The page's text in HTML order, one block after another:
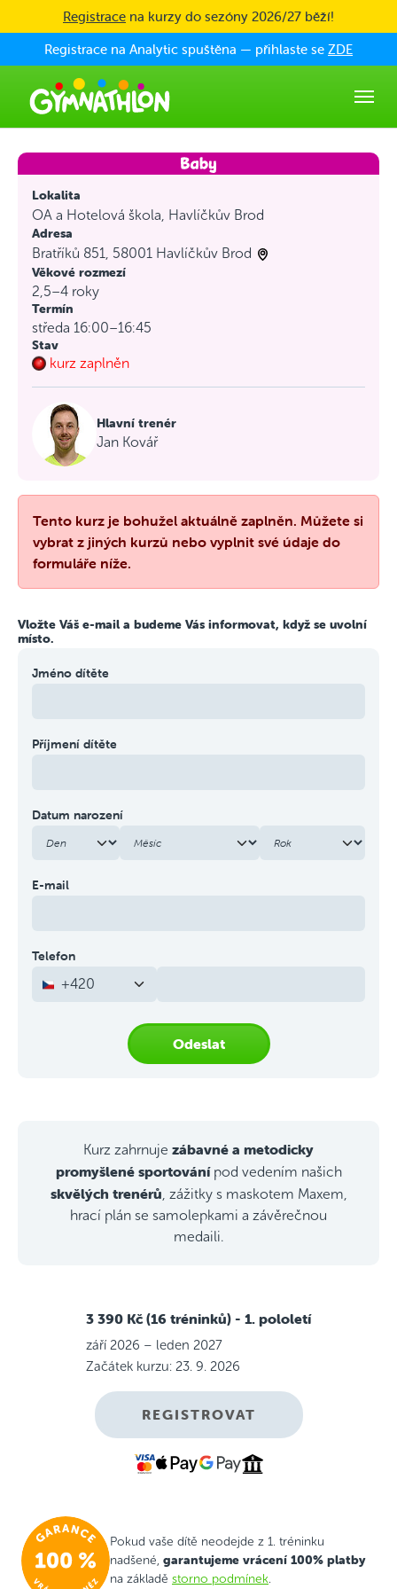
Skip to main content
Registrace na kurzy do sezóny 2026/27 běží!
Registrace na Analytic spuštěna — přihlaste se ZDE
Lokalita
OA a Hotelová škola, Havlíčkův Brod
Adresa
Bratříků 851, 58001 Havlíčkův Brod
Věkové rozmezí
2,5–4 roky
Termín
středa 16:00–16:45
Stav
kurz zaplněn
Hlavní trenér
Jan Kovář
Tento kurz je bohužel aktuálně zaplněn. Můžete si
vybrat z jiných kurzů nebo vyplnit své údaje do
formuláře níže.
Vložte Váš e-mail a budeme Vás informovat, když se uvolní
místo.
Jméno dítěte
Příjmení dítěte
Datum narození
E-mail
Telefon
+420
Odeslat
Kurz zahrnuje zábavné a metodicky
promyšlené sportovánípod vedením našich
skvělých trenérů , zážitky s maskotem Maxem,
hrací plán se samolepkami a závěrečnou
medaili.
3 390 Kč (16 tréninků) - 1. pololetí
září 2026 – leden 2027
Začátek kurzu: 23. 9. 2026
REGISTROVAT
Pokud vaše dítě neodejde z 1. tréninku
nadšené, garantujeme vrácení 100% platby
na základě storno podmínek.